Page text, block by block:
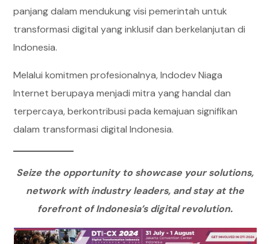
panjang dalam mendukung visi pemerintah untuk
transformasi digital yang inklusif dan berkelanjutan di
Indonesia.
Melalui komitmen profesionalnya, Indodev Niaga
Internet berupaya menjadi mitra yang handal dan
terpercaya, berkontribusi pada kemajuan signifikan
dalam transformasi digital Indonesia.
Seize the opportunity to showcase your solutions,
network with industry leaders, and stay at the
forefront of Indonesia’s digital revolution.